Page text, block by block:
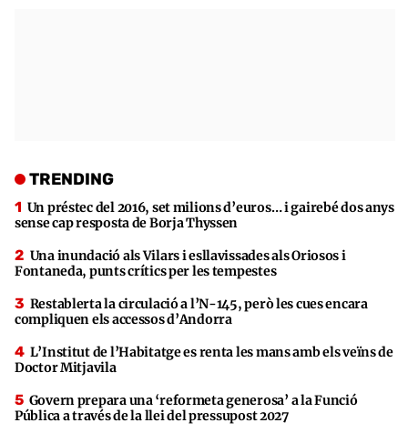
TRENDING
Un préstec del 2016, set milions d’euros… i gairebé dos anys
sense cap resposta de Borja Thyssen
Una inundació als Vilars i esllavissades als Oriosos i
Fontaneda, punts crítics per les tempestes
Restablerta la circulació a l’N-145, però les cues encara
compliquen els accessos d’Andorra
L’Institut de l’Habitatge es renta les mans amb els veïns de
Doctor Mitjavila
Govern prepara una ‘reformeta generosa’ a la Funció
Pública a través de la llei del pressupost 2027